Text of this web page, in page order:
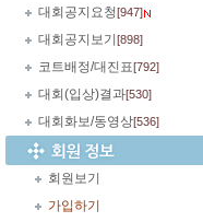
대회공지요청[947]
대회공지보기 [898]
코트배정/대진표[792]
대회(입상)결과[530]
대회화보/동영상[536]
회원보기
가입하기